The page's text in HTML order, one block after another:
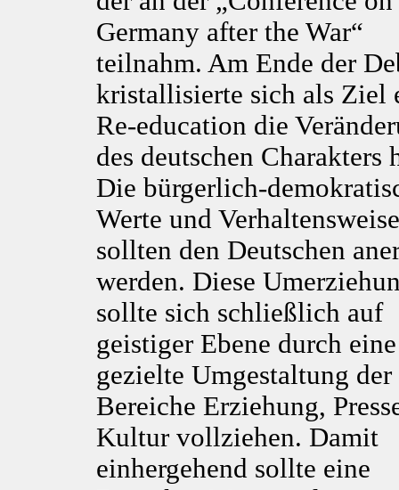
Germany after the War“
teilnahm. Am Ende der
kristallisierte sich als Ziel
Re-education die
des deutschen Charakters
Die bürgerlich-
Werte und
sollten den Deutschen
werden. Diese
sollte sich schließlich auf
geistiger Ebene durch eine
gezielte Umgestaltung der
Bereiche Erziehung,
Kultur vollziehen. Damit
einhergehend sollte eine